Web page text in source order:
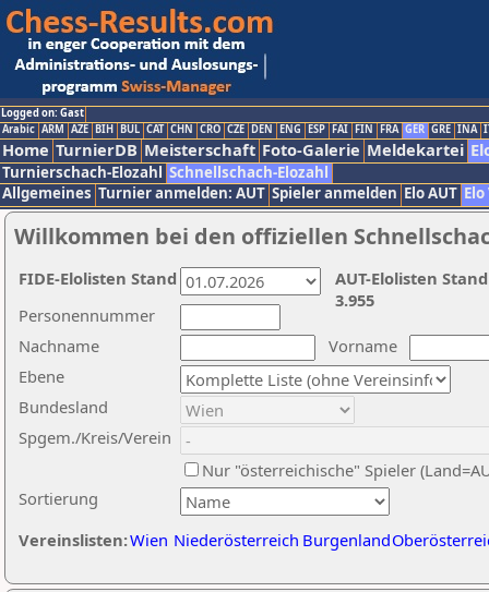
Logged on: Gast
Arabic ARM AZE BIH BUL CAT CHN CRO CZE DEN ENG ESP FAI FIN FRA GER GRE INA
Home TurnierDB Meisterschaft Foto-Galerie Meldekartei
Turnierschach-Elozahl Schnellschach-Elozahl
Allgemeines Turnier anmelden: AUT Spieler anmelden Elo AUT
Willkommen bei den offiziellen
Nachname
Vorname
Ebene
Sortierung
Personennummer
Bundesland
Spgem./Kreis/Verein
Nur "österreichische" Spieler
Vereinslisten:Wien Niederösterreich Burgenland
AUT-Elolisten
3.955
FIDE-Elolisten Stand